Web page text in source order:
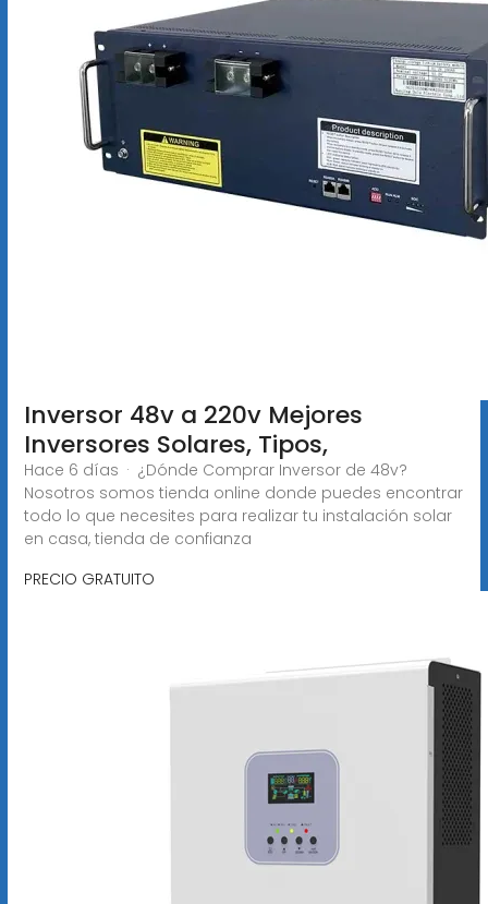
Inversor 48v a 220v Mejores
Inversores Solares, Tipos,
Hace 6 días · ¿Dónde Comprar Inversor de 48v?
Nosotros somos tienda online donde puedes encontrar
todo lo que necesites para realizar tu instalación solar
en casa, tienda de confianza
PRECIO GRATUITO